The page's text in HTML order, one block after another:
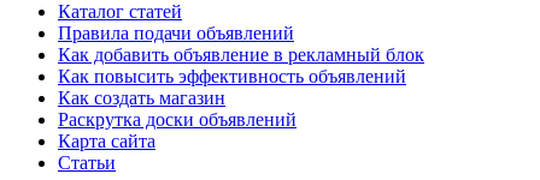
Каталог статей
Правила подачи объявлений
Как добавить объявление в рекламный блок
Как повысить эффективность объявлений
Как создать магазин
Раскрутка доски объявлений
Карта сайта
Статьи